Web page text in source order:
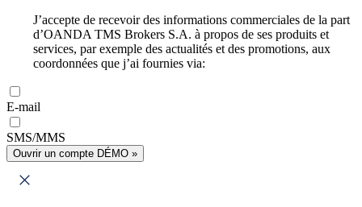
J’accepte de recevoir des informations commerciales de la part
d’OANDA TMS Brokers S.A. à propos de ses produits et
services, par exemple des actualités et des promotions, aux
coordonnées que j’ai fournies via:
E-mail
SMS/MMS
Ouvrir un compte DÉMO »